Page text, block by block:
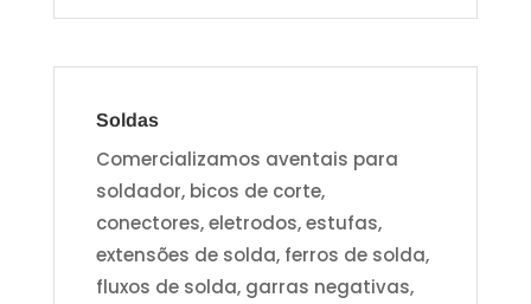
Soldas
Comercializamos aventais para
soldador, bicos de corte,
conectores, eletrodos, estufas,
extensões de solda, ferros de solda,
fluxos de solda, garras negativas,